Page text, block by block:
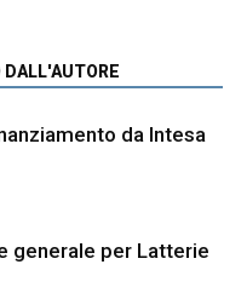
DALL'AUTORE
da Intesa
generale per Latterie